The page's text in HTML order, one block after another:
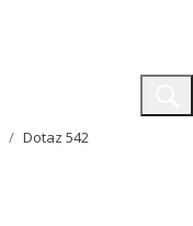
Dotaz 542